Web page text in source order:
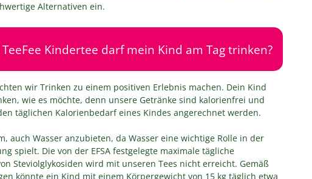
Alternativen ein.
Kindertee darf mein Kind am Tag trinken?
wir Trinken zu einem positiven Erlebnis machen. Dein Kind
wie es möchte, denn unsere Getränke sind kalorienfrei und
täglichen Kalorienbedarf eines Kindes angerechnet werden.
auch Wasser anzubieten, da Wasser eine wichtige Rolle in der
spielt. Die von der EFSA festgelegte maximale tägliche
Steviolglykosiden wird mit unseren Tees nicht erreicht. Gemäß
könnte ein Kind mit einem Körpergewicht von 15 kg täglich etwa